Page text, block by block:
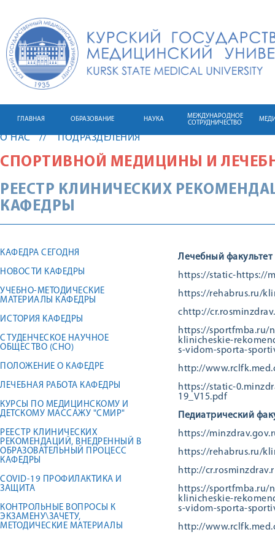
ГЛАВНАЯ ОБРАЗОВАНИЕ НАУКА
МЕЖДУНАРОДНОЕ
СОТРУДНИЧЕСТВО
О НАС ПОДРАЗДЕЛЕНИЯ
СПОРТИВНОЙ МЕДИЦИНЫ И
РЕЕСТР КЛИНИЧЕСКИХ
КАФЕДРЫ
КАФЕДРА СЕГОДНЯ
НОВОСТИ КАФЕДРЫ
УЧЕБНО-МЕТОДИЧЕСКИЕ
МАТЕРИАЛЫ КАФЕДРЫ
ИСТОРИЯ КАФЕДРЫ
СТУДЕНЧЕСКОЕ НАУЧНОЕ
ОБЩЕСТВО (СНО)
ПОЛОЖЕНИЕ О КАФЕДРЕ
ЛЕЧЕБНАЯ РАБОТА КАФЕДРЫ
КУРСЫ ПО МЕДИЦИНСКОМУ И
ДЕТСКОМУ МАССАЖУ "СМИР"
РЕЕСТР КЛИНИЧЕСКИХ
РЕКОМЕНДАЦИЙ, ВНЕДРЕННЫЙ В
ОБРАЗОВАТЕЛЬНЫЙ ПРОЦЕСС
КАФЕДРЫ
COVID-19 ПРОФИЛАКТИКА И
ЗАЩИТА
КОНТРОЛЬНЫЕ ВОПРОСЫ К
ЭКЗАМЕНУ\ЗАЧЕТУ,
МЕТОДИЧЕСКИЕ МАТЕРИАЛЫ
Лечебный
https://static-https://
https://rehabrus.ru/
сhttp://
https://sportfmba.ru/
klinicheskie-
s-vidom-sporta-
http://
https://static-
19_V15.pdf
Педиатрический
https://
https://rehabrus.ru/
http://
https://sportfmba.ru/
klinicheskie-
s-vidom-sporta-
http://